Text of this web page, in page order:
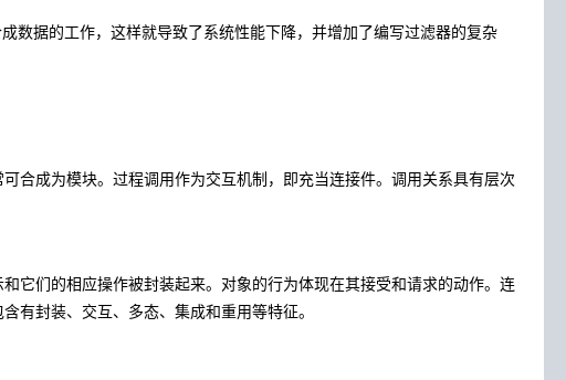
数据的工作，这样就导致了系统性能下降，并增加了编写过滤器的复杂
合成为模块。过程调用作为交互机制，即充当连接件。调用关系具有层次
它们的相应操作被封装起来。对象的行为体现在其接受和请求的动作。连
有封装、交互、多态、集成和重用等特征。